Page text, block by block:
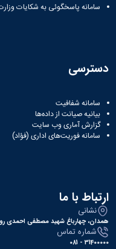
سامانه پاسخگوئی به شکایات
دسترسی
سامانه شفافیت
بیانیه صیانت از داده‌ها
گزارش آماری وب‌ سایت
سامانه فوریت‌های اداری (فؤاد)
ارتباط با ما
نشانی
همدان، چهارباغ شهید مصطفی احمدی
شماره تماس
31400000 - 081